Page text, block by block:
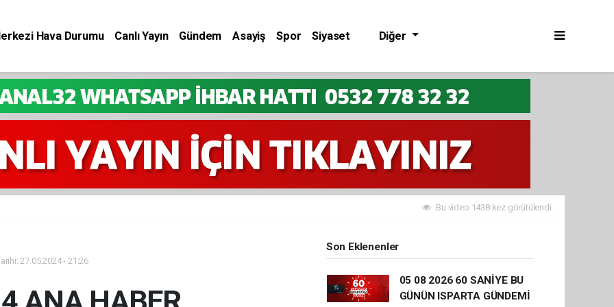
Hava Durumu Canlı Yayın Gündem Asayiş Spor Siyaset Diğer
Bu video 1438 kez görütülendi.
27.05.2024 - 21:26
Son Eklenenler
05 08 2026 60 SANİYE BU
GÜNÜN ISPARTA GÜNDEMİ